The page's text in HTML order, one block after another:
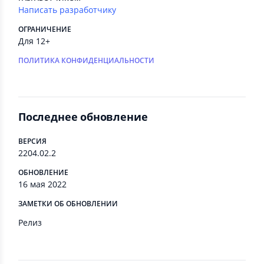
Написать разработчику
ОГРАНИЧЕНИЕ
Для 12+
ПОЛИТИКА КОНФИДЕНЦИАЛЬНОСТИ
Последнее обновление
ВЕРСИЯ
2204.02.2
ОБНОВЛЕНИЕ
16 мая 2022
ЗАМЕТКИ ОБ ОБНОВЛЕНИИ
Релиз